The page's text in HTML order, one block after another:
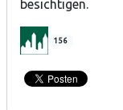
besichtigen.
156